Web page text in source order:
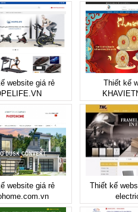
website giá rẻ
Thiết kế
website giá rẻ
Thiết kế